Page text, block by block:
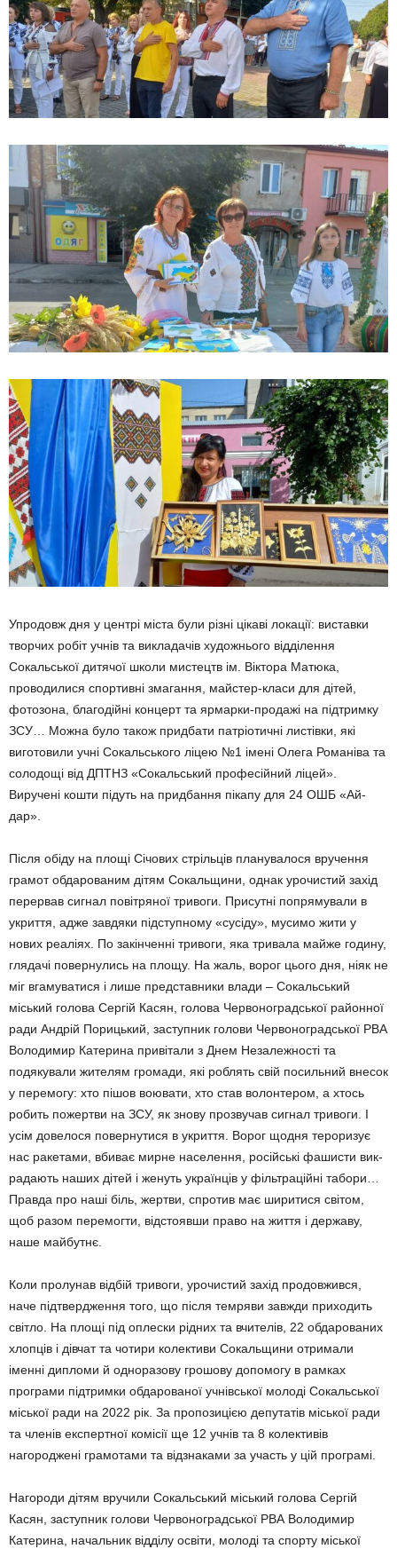
Упродовж дня у центрі міста були різні цікаві локації: виставки
твор­чих робіт учнів та викладачів ху­дожнього відділення
Сокальської ди­тячої школи мистецтв ім. Віктора Матюка,
проводилися спортивні змагання, майстер-класи для дітей,
фотозона, благодійні концерт та яр­марки-продажі на підтримку
ЗСУ… Можна було також придбати патріотичні листівки, які
виготовили учні Сокальського ліцею №1 імені Оле­га Романіва та
солодощі від ДПТНЗ «Сокальський професійний ліцей».
Виручені кошти підуть на придбання пікапу для 24 ОШБ «Ай­
дар».
Після обіду на площі Січових стрільців планувалося вручення
гра­мот обдарованим дітям Сокаль­щини, однак урочистий захід
пе­рервав сигнал повітряної тривоги. Присутні попрямували в
укриття, адже завдяки підступному «сусі­ду», мусимо жити у
нових реаліях. По закінченні тривоги, яка тривала майже годину,
глядачі повернулись на площу. На жаль, ворог цього дня, ніяк не
міг вгамуватися і лише представники влади – Сокальський
міський голова Сергій Касян, голо­ва Червоноградської районної
ра­ди Андрій Порицький, заступник голови Червоноградської РВА
Во­лодимир Катерина привітали з Днем Незалежності та
подякували жителям громади, які роблять свій посильний внесок
у перемогу: хто пішов воювати, хто став волон­тером, а хтось
робить пожертви на ЗСУ, як знову прозвучав сигнал тривоги. І
усім довелося поверну­тися в укриття. Ворог щодня теро­ри­зує
нас ракетами, вбиває мирне населення, російські фашисти вик­
ра­дають наших дітей і женуть україн­ців у фільтраційні табори…
Правда про наші біль, жертви, спро­тив має ширитися світом,
щоб разом перемогти, відстоявши пра­во на життя і державу,
наше май­бут­нє.
Коли пролунав відбій тривоги, урочистий захід продовжився,
наче підтвердження того, що після тем­ряви завжди приходить
світло. На площі під оплески рідних та вчи­те­лів, 22 обдарованих
хлопців і дів­чат та чотири колективи Сокаль­щини отримали
іменні дипломи й одноразову грошову допомогу в рам­­ках
програми підтримки обда­рованої учнівської молоді Сокаль­сь­кої
міської ради на 2022 рік. За пропозицією де­путатів міської ради
та членів екс­пертної комісії ще 12 учнів та 8 ко­лективів
нагороджені грамотами та відзнаками за участь у цій прог­рамі.
Нагороди дітям вручили Сокаль­ський міський голова Сергій
Касян, заступник голови Червоноградсь­кої РВА Володимир
Катерина, на­чальник відділу освіти, молоді та спорту міської